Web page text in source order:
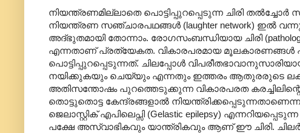
നിയന്ത്രണമില്ലാതെ പൊട്ടിപ്പുറപ്പെടുന്ന ചിരി
നിയന്ത്രണ സഞ്ചാരപഥങ്ങൾ (laughter network) ഇൽ
അദ്ഭുതമായി തോന്നാം. രോഗസംബന്ധിയായ ചിരി
എന്നതാണ് പ്രത്യേകത. വികാരപരമായ മൂലകാരണങ്ങൾ
പൊട്ടിപ്പുറപ്പെടുന്നത്. ചിലപ്പോൾ
നയിക്കുകയും ചെയ്യും എന്നതും ഇത്തരം ആതുരരുടെ
അതിസന്തോഷം പുറത്തെടുക്കുന്ന വികാരപരത
തൊട്ടുതൊട്ട കേന്ദ്രങ്ങളാൽ
ജെലാസ്റ്റിക് എപിലെപ്സി (Gelastic epilepsy)
പക്ഷേ അസ്വാഭികവും യാന്ത്രികവും ആണ് ഈ ചിരി.